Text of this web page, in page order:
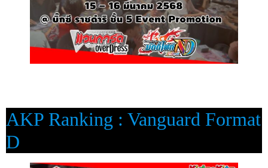
AKP Ranking : Vanguard Format
D